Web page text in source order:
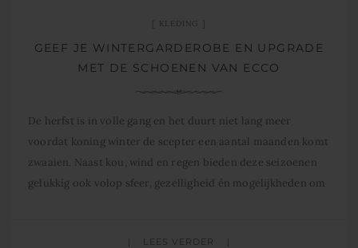
KLEDING
GEEF JE WINTERGARDEROBE EN UPGRADE
MET DE SCHOENEN VAN ECCO
De herfst is in volle gang en het duurt niet lang meer
voordat koning winter de scepter een aantal maanden komt
zwaaien. Naast kou, wind en regen bieden deze seizoenen
gelukkig ook volop sfeer, gezelligheid én mogelijkheden om
LEES VERDER